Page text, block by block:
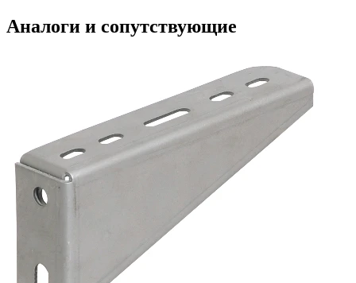
Аналоги и сопутствующие